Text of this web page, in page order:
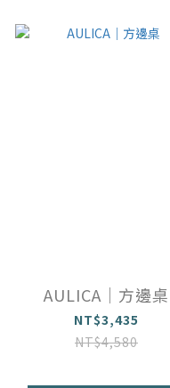
AULICA｜方邊桌
NT$3,435
NT$4,580